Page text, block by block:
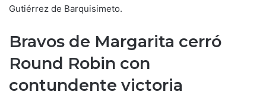
Gutiérrez de Barquisimeto.
Bravos de Margarita cerró
Round Robin con
contundente victoria